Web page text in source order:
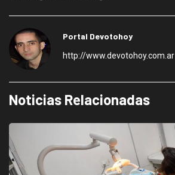
Portal Devotohoy
http://www.devotohoy.com.ar
Noticias Relacionadas